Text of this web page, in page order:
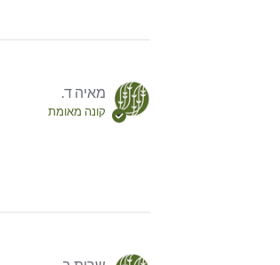
מאיה ד.
קונה מאומת